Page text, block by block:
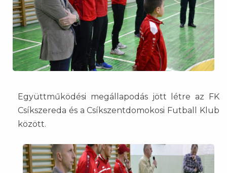
Együttműködési megállapodás jött létre az FK
Csíkszereda és a Csíkszentdomokosi Futball Klub
között.